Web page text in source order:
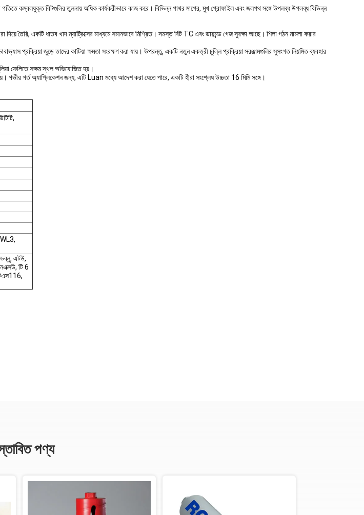
কম্বলযুক্ত বিটগুলির তুলনায় অধিক কার্যকরীভাবে কাজ করে। বিভিন্ন পাথর মাপের, মুখ প্রোফাইল এবং জলপথ সঙ্গে উপলব্ধ উপলব্ধ বিভিন্ন
তৈরি, একটি ধাতব খাদ ম্যাট্রিক্সের মাধ্যমে সমানভাবে মিশ্রিত। সমস্ত বিট TC এবং ডায়মন্ড গেজ সুরক্ষা আছে। শিলা গঠন মামলা করার
প্রক্রিয়া জুড়ে তাদের কাটিয়া ক্ষমতা সংরক্ষণ করা যায়। উপরন্তু, একটি নতুন একত্রী চুল্লি প্রক্রিয়া সরঞ্জামগুলির সুসংগত নিয়মিত ব্যবহার
ফেলিতে সক্ষম স্থল অভিযোজিত হয়।
গভীর গর্ত অ্যাপ্লিকেশন জন্য, এটি Luan মধ্যে আদেশ করা যেতে পারে, একটি হীরা সংশ্লেষ উচ্চতা 16 মিমি সঙ্গে।
এটউ,
টি 6
পণ্য